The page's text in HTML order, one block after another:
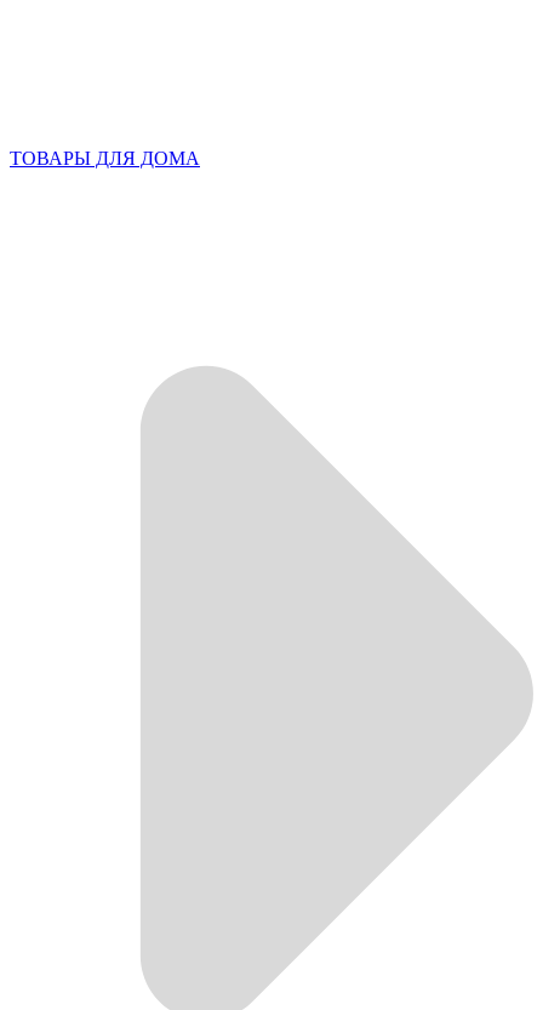
ТОВАРЫ ДЛЯ ДОМА